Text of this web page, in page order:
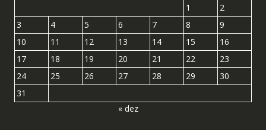
1
2
3
4 5 6 7 8
9
10
11 12 13 14 15
16
17
18 19 20 21 22
23
24
25 26 27 28 29
30
31
« dez